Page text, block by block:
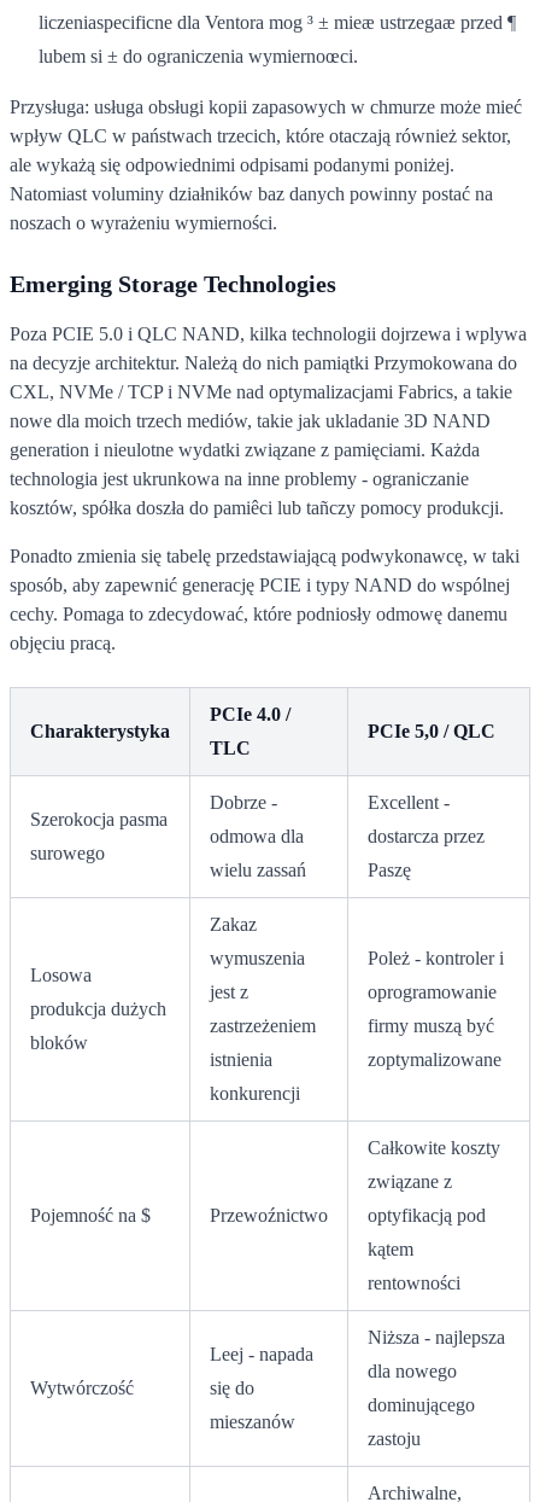
liczeniaspecificne dla Ventora mog ³ ± mieæ ustrzegaæ przed ¶
lubem si ± do ograniczenia wymiernoœci.
Przysługa: usługa obsługi kopii zapasowych w chmurze może mieć
wpływ QLC w państwach trzecich, które otaczają również sektor,
ale wykażą się odpowiednimi odpisami podanymi poniżej.
Natomiast voluminy działników baz danych powinny postać na
noszach o wyrażeniu wymierności.
Emerging Storage Technologies
Poza PCIE 5.0 i QLC NAND, kilka technologii dojrzewa i wplywa
na decyzje architektur. Należą do nich pamiątki Przymokowana do
CXL, NVMe / TCP i NVMe nad optymalizacjami Fabrics, a takie
nowe dla moich trzech mediów, takie jak ukladanie 3D NAND
generation i nieulotne wydatki związane z pamięciami. Każda
technologia jest ukrunkowa na inne problemy - ograniczanie
kosztów, spółka doszła do pamiêci lub tañczy pomocy produkcji.
Ponadto zmienia się tabelę przedstawiającą podwykonawcę, w taki
sposób, aby zapewnić generację PCIE i typy NAND do wspólnej
cechy. Pomaga to zdecydować, które podniosły odmowę danemu
objęciu pracą.
Charakterystyka
PCIe 4.0 /
TLC
PCIe 5,0 / QLC
Szerokocja pasma
surowego
Dobrze -
odmowa dla
wielu zassań
Excellent -
dostarcza przez
Paszę
Losowa
produkcja dużych
bloków
Zakaz
wymuszenia
jest z
zastrzeżeniem
istnienia
konkurencji
Poleż - kontroler i
oprogramowanie
firmy muszą być
zoptymalizowane
Pojemność na $ Przewoźnictwo
Całkowite koszty
związane z
optyfikacją pod
kątem
rentowności
Wytwórczość
Leej - napada
się do
mieszanów
Niższa - najlepsza
dla nowego
dominującego
zastoju
Archiwalne,